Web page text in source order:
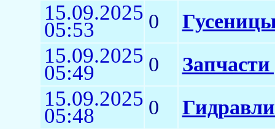
15.09.2025
05:53 0
15.09.2025
05:49 0
15.09.2025
05:48 0